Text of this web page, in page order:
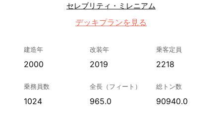
セレブリティ・ミレニアム
デッキプランを見る
建造年
2000
改装年
2019
乗客定員
2218
乗務員数
1024
全長（フィート）
965.0
総トン数
90940.0